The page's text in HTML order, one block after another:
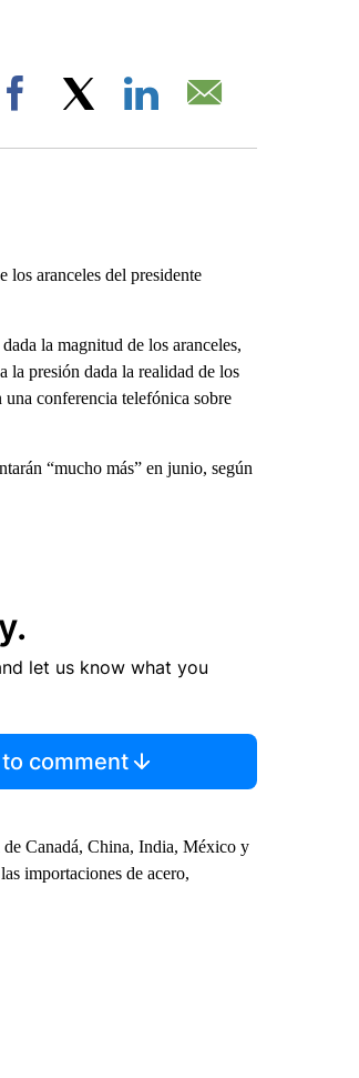
Facebook
los aranceles del presidente
la magnitud de los aranceles,
la presión dada la realidad de los
conferencia telefónica sobre
“mucho más” en junio, según
let us know what you
comment
de Canadá, China, India, México y
importaciones de acero,